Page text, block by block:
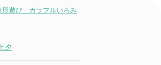
遊び カラフルいろみ
夕